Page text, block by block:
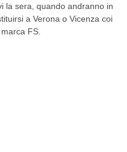
la sera, quando andranno in
a Verona o Vicenza coi
FS.